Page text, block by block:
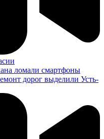
ломали смартфоны
дорог выделили Усть-